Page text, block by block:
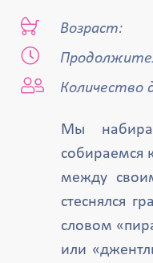
Возраст:
Количество
Мы
собираемся
между
стеснялся
словом
или